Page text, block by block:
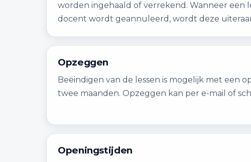
worden ingehaald of verrekend. Wanneer een
docent wordt geannuleerd, wordt deze
Opzeggen
Beëindigen van de lessen is mogelijk met een
twee maanden. Opzeggen kan per e-mail of
Openingstijden